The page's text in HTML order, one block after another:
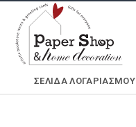
ΣΕΛΊΔΑ ΛΟΓΑΡΙΑΣΜΟΎ